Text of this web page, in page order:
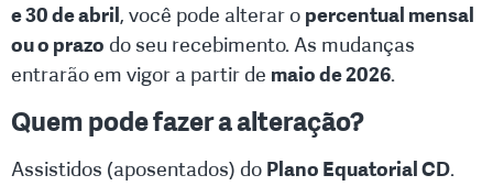
e 30 de abril , você pode alterar o percentual mensal
ou o prazo do seu recebimento. As mudanças
entrarão em vigor a partir de maio de 2026.
Quem pode fazer a alteração?
Assistidos (aposentados) do Plano Equatorial CD.